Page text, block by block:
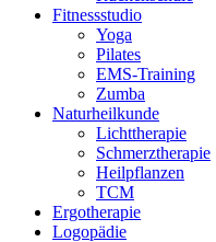
Fitnessstudio
Yoga
Pilates
EMS-Training
Zumba
Naturheilkunde
Lichttherapie
Schmerztherapie
Heilpflanzen
TCM
Ergotherapie
Logopädie